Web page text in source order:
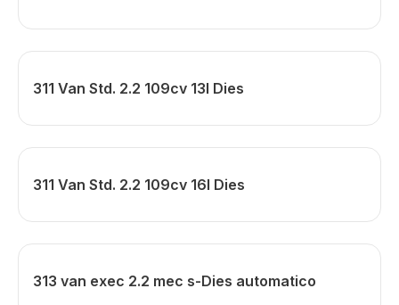
311 Van Std. 2.2 109cv 13l Dies
311 Van Std. 2.2 109cv 16l Dies
313 van exec 2.2 mec s-Dies automatico